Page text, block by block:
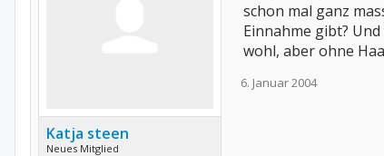
Katja steen
Neues Mitglied
schon mal ganz
Einnahme gibt?
wohl, aber ohne
6. Januar 2004